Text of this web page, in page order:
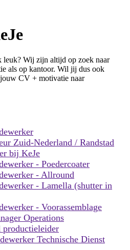
Wij zijn altijd op zoek naar
als op kantoor. Wil jij dus ook
CV + motivatie naar
Zuid-Nederland / Randstad
bij KeJe
- Poedercoater
- Allround
- Lamella (shutter in
- Voorassemblage
Operations
productieleider
Technische Dienst